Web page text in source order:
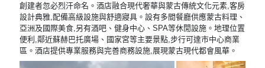
創建者忽必烈汗命名。酒店融合現代奢華與蒙古傳統文化元素,客房
設計典雅,配備高級設施與舒適寢具。 設有多間餐廳供應蒙古料理、
亞洲及國際美食,另有酒吧、健身中心、SPA等休閒設施。地理位置
便利,鄰近蘇赫巴托廣場、國家宮等主要景點,步行可達市中心商業
區。 酒店提供專業服務與完善商務設施,展現蒙古現代都會風華。